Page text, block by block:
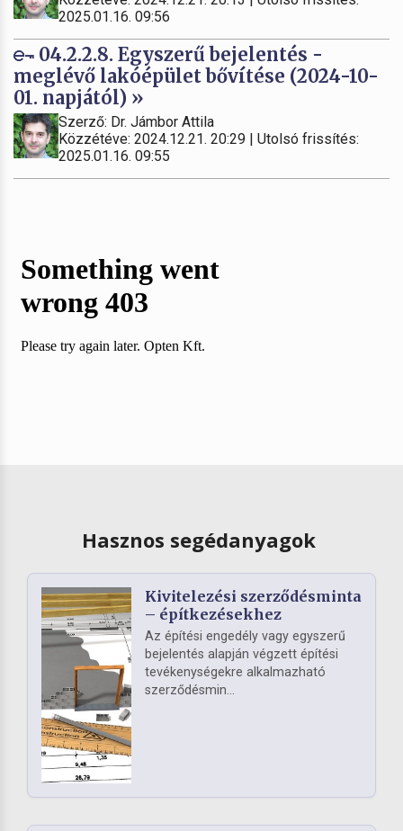
2025.01.16. 09:56
04.2.2.8. Egyszerű bejelentés -
meglévő lakóépület bővítése (2024-10-
01. napjától) »
Szerző: Dr. Jámbor Attila
Közzétéve: 2024.12.21. 20:29 | Utolsó frissítés:
2025.01.16. 09:55
Hasznos segédanyagok
Kivitelezési szerződésminta
– építkezésekhez
Az építési engedély vagy egyszerű
bejelentés alapján végzett építési
tevékenységekre alkalmazható
szerződésmin...